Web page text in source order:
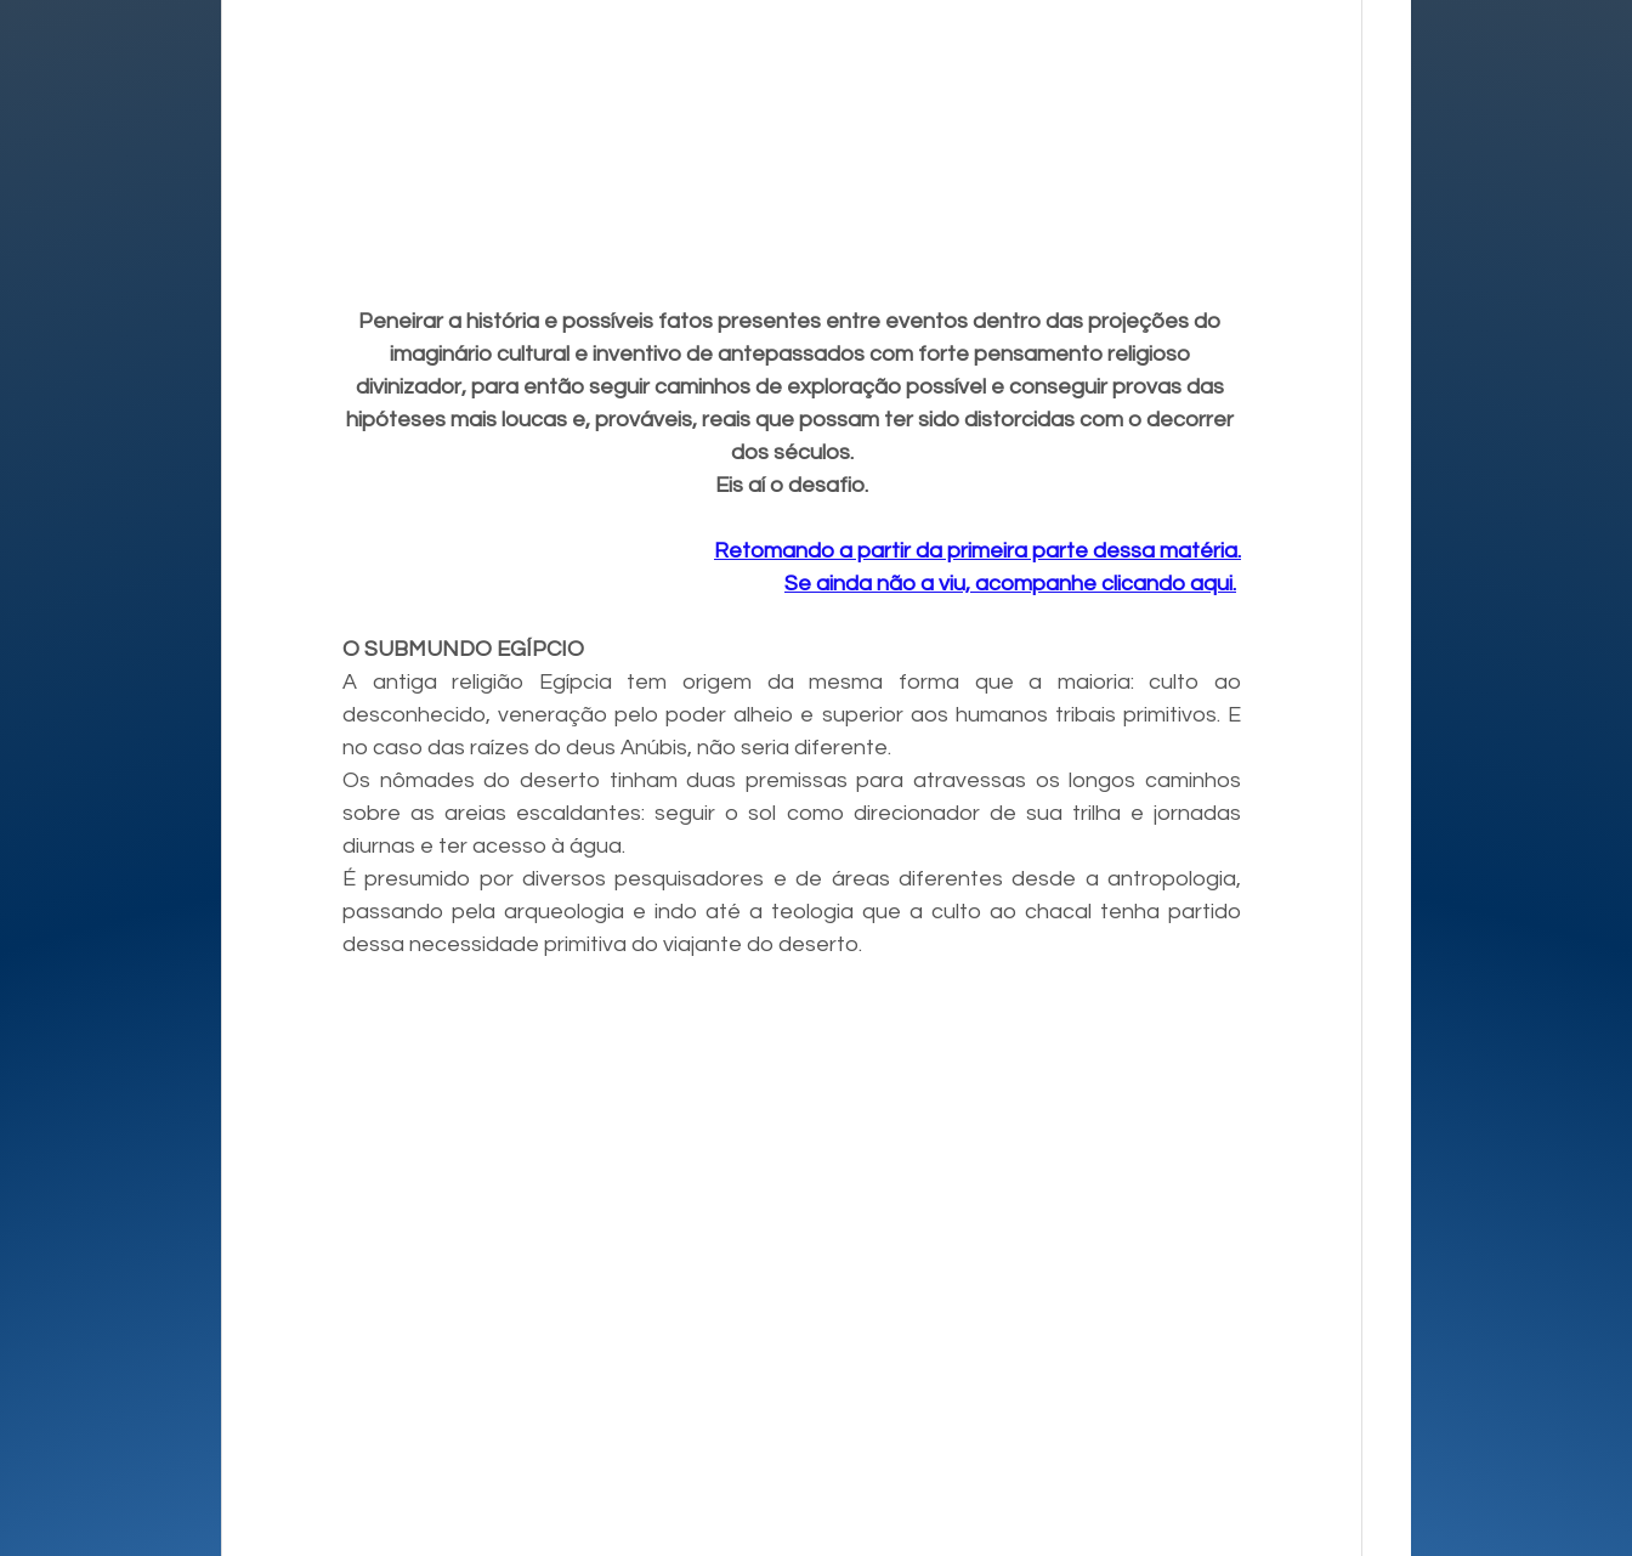
Peneirar a história e possíveis fatos presentes entre eventos dentro das projeções do
imaginário cultural e inventivo de antepassados com forte pensamento religioso
divinizador, para então seguir caminhos de exploração possível e conseguir provas das
hipóteses mais loucas e, prováveis, reais que possam ter sido distorcidas com o decorrer
dos séculos.
Eis aí o desafio.
Retomando a partir da primeira parte dessa matéria.
Se ainda não a viu, acompanhe clicando aqui.
O SUBMUNDO EGÍPCIO
A antiga religião Egípcia tem origem da mesma forma que a maioria: culto ao
desconhecido, veneração pelo poder alheio e superior aos humanos tribais primitivos. E
no caso das raízes do deus Anúbis, não seria diferente.
Os nômades do deserto tinham duas premissas para atravessas os longos caminhos
sobre as areias escaldantes: seguir o sol como direcionador de sua trilha e jornadas
diurnas e ter acesso à água.
É presumido por diversos pesquisadores e de áreas diferentes desde a antropologia,
passando pela arqueologia e indo até a teologia que a culto ao chacal tenha partido
dessa necessidade primitiva do viajante do deserto.